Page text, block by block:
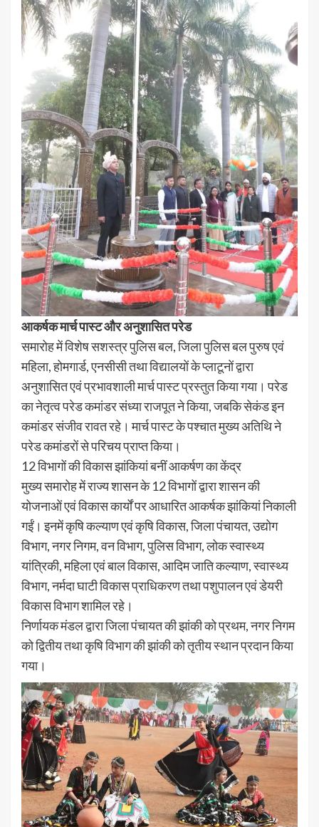
आकर्षक मार्च पास्ट और अनुशासित परेड
समारोह में विशेष सशस्त्र पुलिस बल, जिला पुलिस बल पुरुष एवं
महिला, होमगार्ड, एनसीसी तथा विद्यालयों के प्लाटूनों द्वारा
अनुशासित एवं प्रभावशाली मार्च पास्ट प्रस्तुत किया गया। परेड
का नेतृत्व परेड कमांडर संध्या राजपूत ने किया, जबकि सेकंड इन
कमांडर संजीव रावत रहे। मार्च पास्ट के पश्चात मुख्य अतिथि ने
परेड कमांडरों से परिचय प्राप्त किया।
12 विभागों की विकास झांकियां बनीं आकर्षण का केंद्र
मुख्य समारोह में राज्य शासन के 12 विभागों द्वारा शासन की
योजनाओं एवं विकास कार्यों पर आधारित आकर्षक झांकियां निकाली
गईं। इनमें कृषि कल्याण एवं कृषि विकास, जिला पंचायत, उद्योग
विभाग, नगर निगम, वन विभाग, पुलिस विभाग, लोक स्वास्थ्य
यांत्रिकी, महिला एवं बाल विकास, आदिम जाति कल्याण, स्वास्थ्य
विभाग, नर्मदा घाटी विकास प्राधिकरण तथा पशुपालन एवं डेयरी
विकास विभाग शामिल रहे।
निर्णायक मंडल द्वारा जिला पंचायत की झांकी को प्रथम, नगर निगम
को द्वितीय तथा कृषि विभाग की झांकी को तृतीय स्थान प्रदान किया
गया।